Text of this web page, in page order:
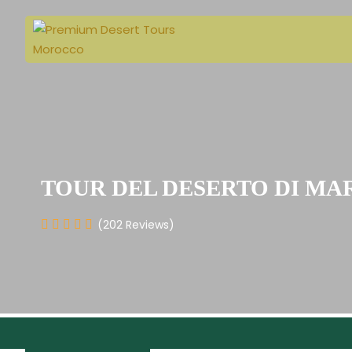
TOUR DEL DESERTO DI
(202 Reviews)